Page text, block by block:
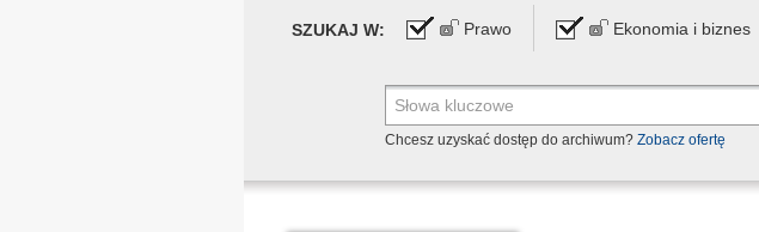
SZUKAJ W: Prawo Ekonomia i biznes
Chcesz uzyskać dostęp do archiwum? Zobacz ofertę